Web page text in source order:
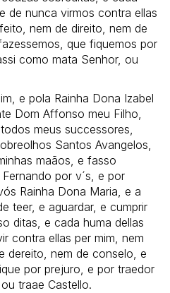
de nunca virmos contra ellas
nem de direito, nem de
que fiquemos por
como mata Senhor, ou
e pola Rainha Dona Izabel
Dom Affonso meu Filho,
meus successores,
Santos Avangelos,
maãos, e fasso
por v´s, e por
Rainha Dona Maria, e a
teer, e aguardar, e cumprir
ditas, e cada huma dellas
contra ellas per mim, nem
dereito, nem de conselo, e
por prejuro, e por traedor
traae Castello.